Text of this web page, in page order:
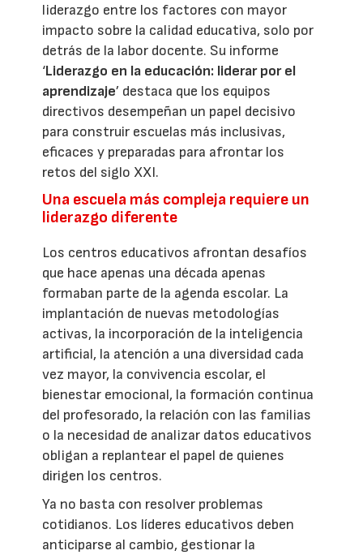
liderazgo entre los factores con mayor
impacto sobre la calidad educativa, solo por
detrás de la labor docente. Su informe
‘Liderazgo en la educación: liderar por el
aprendizaje’ destaca que los equipos
directivos desempeñan un papel decisivo
para construir escuelas más inclusivas,
eficaces y preparadas para afrontar los
retos del siglo XXI.
Una escuela más compleja requiere un
liderazgo diferente
Los centros educativos afrontan desafíos
que hace apenas una década apenas
formaban parte de la agenda escolar. La
implantación de nuevas metodologías
activas, la incorporación de la inteligencia
artificial, la atención a una diversidad cada
vez mayor, la convivencia escolar, el
bienestar emocional, la formación continua
del profesorado, la relación con las familias
o la necesidad de analizar datos educativos
obligan a replantear el papel de quienes
dirigen los centros.
Ya no basta con resolver problemas
cotidianos. Los líderes educativos deben
anticiparse al cambio, gestionar la